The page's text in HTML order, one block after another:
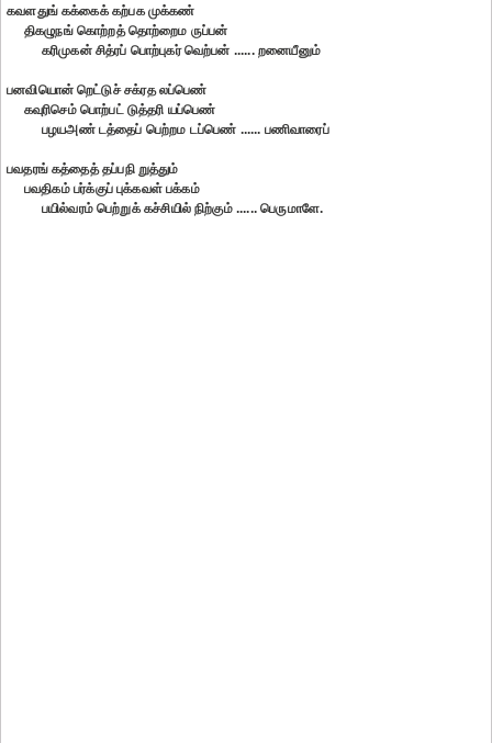
கவளதுங் கக்கைக் கற்பக முக்கண்
திகழுநங் கொற்றத் தொற்றைம ருப்பன்
கரிமுகன் சித்ரப் பொற்புகர் வெற்பன் ...... றனையீனும்
பனவியொன் றெட்டுச் சக்ரத லப்பெண்
கவுரிசெம் பொற்பட் டுத்தரி யப்பெண்
பழயஅண் டத்தைப் பெற்றம டப்பெண் ...... பணிவாரைப்
பவதரங் கத்தைத் தப்பநி றுத்தும்
பவதிகம் பர்க்குப் புக்கவள் பக்கம்
பயில்வரம் பெற்றுக் கச்சியில் நிற்கும் ...... பெருமாளே.